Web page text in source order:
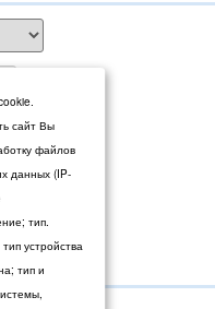
сайт Вы
файлов
данных (IP-
тип.
устройства
тип и